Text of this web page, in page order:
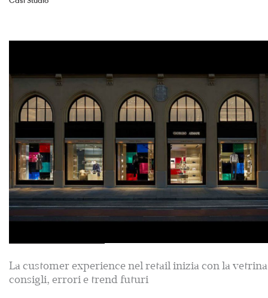
La customer experience nel retail inizia con la
consigli, errori e trend futuri